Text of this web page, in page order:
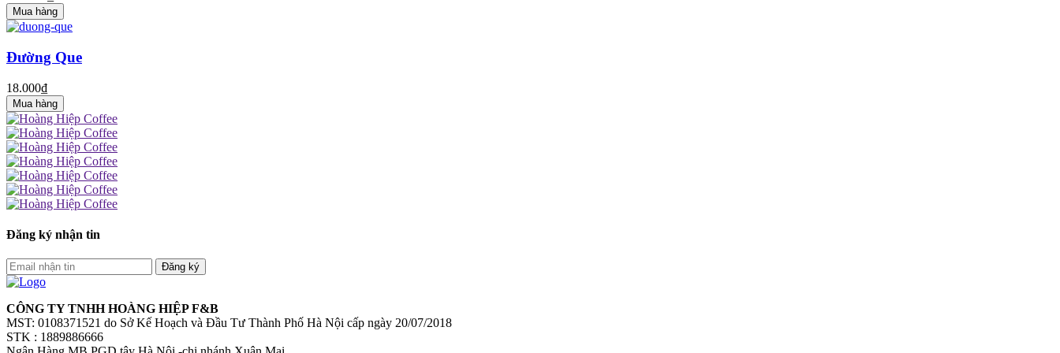
Mua hàng
Đường Que
18.000₫
Mua hàng
Đăng ký nhận tin
Đăng ký
CÔNG TY TNHH HOÀNG HIỆP F&B
MST: 0108371521 do Sở Kế Hoạch và Đầu Tư Thành Phố Hà Nội cấp ngày 20/07/2018
STK : 1889886666